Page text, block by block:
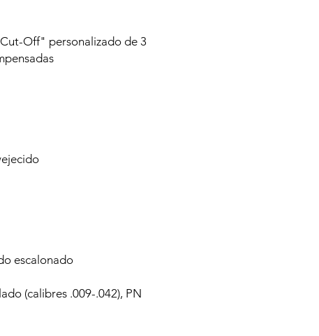
Off" personalizado de 3
escalonado
(calibres .009-.042), PN